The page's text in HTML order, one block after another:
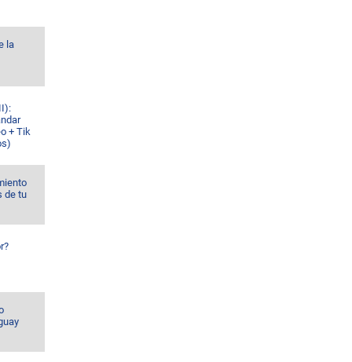
la
+ Tik
de tu